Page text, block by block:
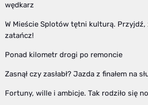
wędkarz
W Mieście Splotów tętni kulturą. Przyjdź,
zatańcz!
Ponad kilometr drogi po remoncie
Zasnął czy zasłabł? Jazda z finałem na
Fortuny, wille i ambicje. Tak rodziło się